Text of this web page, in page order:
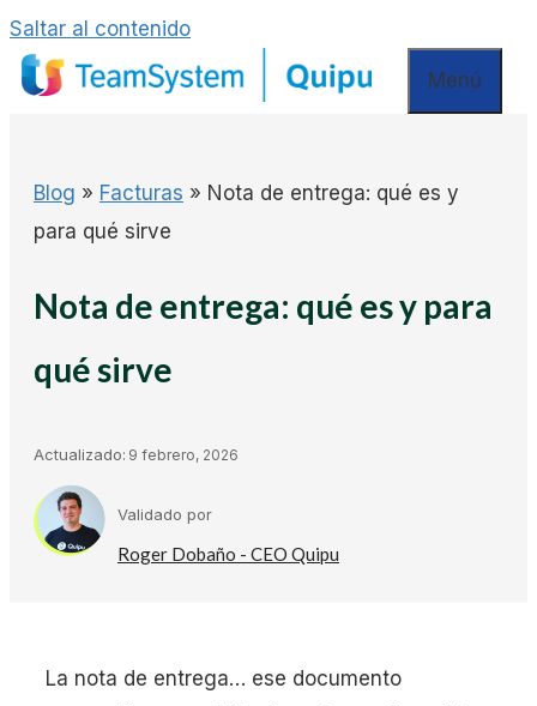
Saltar al contenido
Menú
Blog » Facturas » Nota de entrega: qué es y
para qué sirve
Nota de entrega: qué es y para
qué sirve
Actualizado: 9 febrero, 2026
Validado por
Roger Dobaño - CEO Quipu
La nota de entrega… ese documento